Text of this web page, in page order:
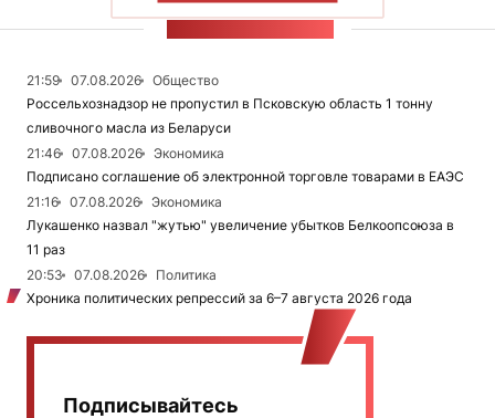
21:59 07.08.2026
Общество
Россельхознадзор не пропустил в Псковскую область 1 тонну
сливочного масла из Беларуси
21:46
07.08.2026
Экономика
Подписано соглашение об электронной торговле товарами в ЕАЭС
21:16
07.08.2026
Экономика
Лукашенко назвал "жутью" увеличение убытков Белкоопсоюза в
11 раз
20:53
07.08.2026
Политика
Хроника политических репрессий за 6–7 августа 2026 года
Подписывайтесь